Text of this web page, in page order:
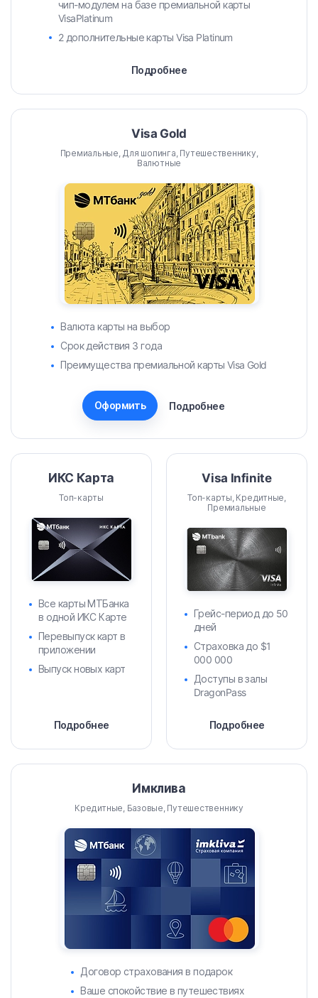
чип-модулем на базе премиальной карты
VisaPlatinum
2 дополнительные карты Visa Platinum
Подробнее
Visa Gold
Премиальные, Для шопинга, Путешественнику,
Валютные
Валюта карты на выбор
Срок действия 3 года
Преимущества премиальной карты Visa Gold
Оформить Подробнее
ИКС Карта
Топ-карты
Все карты МТБанка
в одной ИКС Карте
Перевыпуск карт в
приложении
Выпуск новых карт
Подробнее
Visa Infinite
Топ-карты, Кредитные,
Премиальные
Грейс-период до 50
дней
Страховка до $1
000 000
Доступы в залы
DragonPass
Подробнее
Имклива
Кредитные, Базовые, Путешественнику
Договор страхования в подарок
Ваше спокойствие в путешествиях